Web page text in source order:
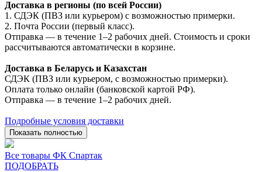
Доставка в регионы (по всей России)
1. СДЭК (ПВЗ или курьером) с возможностью примерки.
2. Почта России (первый класс).
Отправка — в течение 1–2 рабочих дней. Стоимость и сроки
рассчитываются автоматически в корзине.
Доставка в Беларусь и Казахстан
СДЭК (ПВЗ или курьером, с возможностью примерки).
Оплата только онлайн (банковской картой РФ).
Отправка — в течение 1–2 рабочих дней.
Подробные условия доставки
Показать полностью
Все товары ФК Спартак
ПОДОБРАТЬ